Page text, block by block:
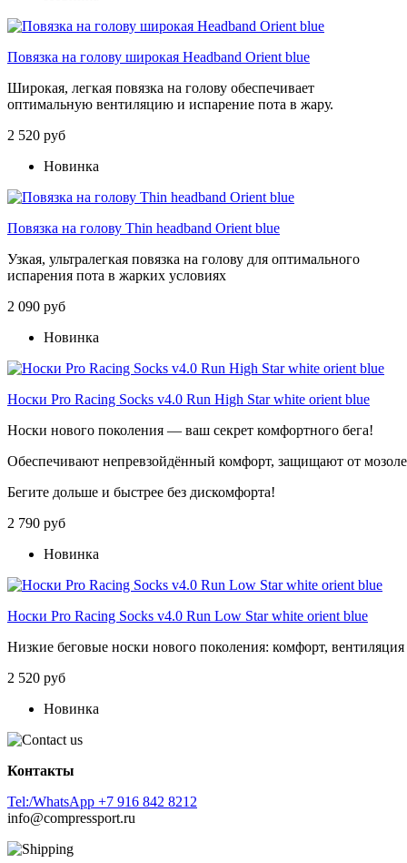
Повязка на голову широкая Headband Orient blue
Широкая, легкая повязка на голову обеспечивает
оптимальную вентиляцию и испарение пота в жару.
2 520 руб
Новинка
Повязка на голову Thin headband Orient blue
Узкая, ультралегкая повязка на голову для оптимального
испарения пота в жарких условиях
2 090 руб
Новинка
Носки Pro Racing Socks v4.0 Run High Star white orient blue
Носки нового поколения — ваш секрет комфортного бега!
Обеспечивают непревзойдённый комфорт, защищают от
Бегите дольше и быстрее без дискомфорта!
2 790 руб
Новинка
Носки Pro Racing Socks v4.0 Run Low Star white orient blue
Низкие беговые носки нового поколения: комфорт, вентиляция
2 520 руб
Новинка
Контакты
Tel:/WhatsApp +7 916 842 8212
info@compressport.ru